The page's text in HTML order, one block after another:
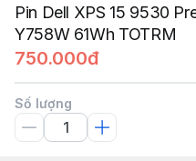
Pin Dell XPS 15 9530
Y758W 61Wh TOTRM
750.000đ
Số lượng